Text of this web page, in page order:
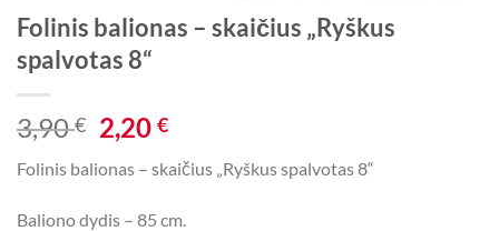
Folinis balionas – skaičius „Ryškus
spalvotas 8“
3,90€ Original
price
was:
3,90 €.
2,20€Current
price
is:
Folinis balionas – skaičius „Ryškus spalvotas 8“
Baliono dydis – 85 cm.